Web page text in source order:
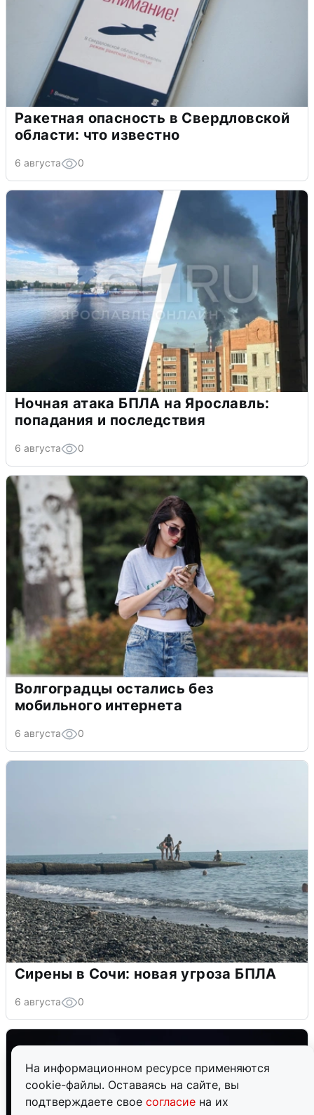
На информационном ресурсе применяются
cookie-файлы. Оставаясь на сайте, вы
подтверждаете свое согласие на их
Ракетная опасность в Свердловской
области: что известно
6 августа 0
Ночная атака БПЛА на Ярославль:
попадания и последствия
6 августа 0
Волгоградцы остались без
мобильного интернета
6 августа 0
Сирены в Сочи: новая угроза БПЛА
6 августа 0